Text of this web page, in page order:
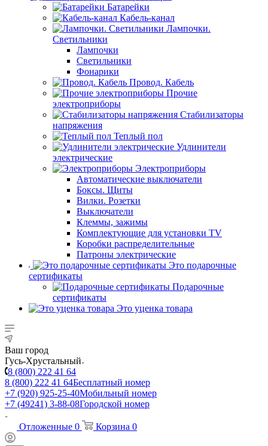
Батарейки
Кабель-канал
Лампочки.
Светильники
Лампочки
Светильники
Фонарики
Провод. Кабель
Прочие
электроприборы
Стабилизаторы
напряжения
Теплый пол
Удлинители
электрические
Электроприборы
Автоматические выключатели
Боксы. Щиты
Вилки. Розетки
Выключатели
Клеммы, зажимы
Комплектующие для установки TV
Коробки распределительные
Патроны электрические
Это подарочные
сертификаты
Подарочные
сертификаты
Это уценка товара
Ваш город
Гусь-Хрустальный
8 (800) 222 41 64
8 (800) 222 41 64Бесплатный номер
+7 (920) 925-25-40Мобильный номер
+7 (49241) 3-88-08Городской номер
Отложенные 0 Корзина 0